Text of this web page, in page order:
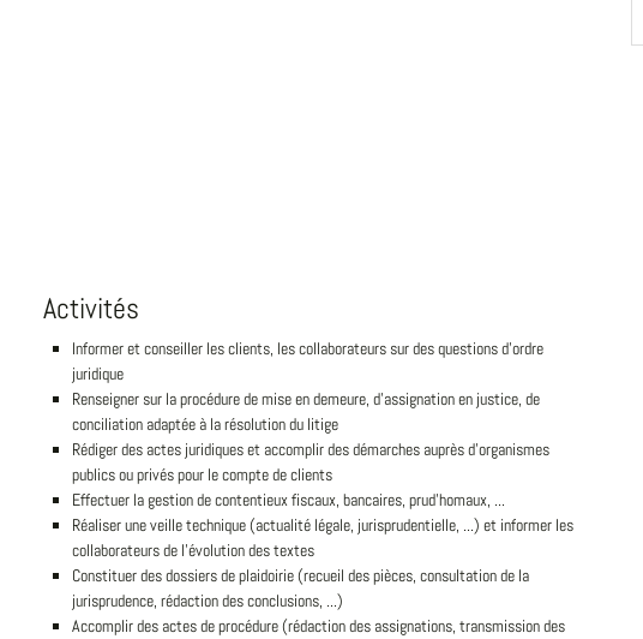
Activités
Informer et conseiller les clients, les collaborateurs sur des questions d'ordre
juridique
Renseigner sur la procédure de mise en demeure, d'assignation en justice, de
conciliation adaptée à la résolution du litige
Rédiger des actes juridiques et accomplir des démarches auprès d'organismes
publics ou privés pour le compte de clients
Effectuer la gestion de contentieux fiscaux, bancaires, prud'homaux, ...
Réaliser une veille technique (actualité légale, jurisprudentielle, ...) et informer les
collaborateurs de l'évolution des textes
Constituer des dossiers de plaidoirie (recueil des pièces, consultation de la
jurisprudence, rédaction des conclusions, ...)
Accomplir des actes de procédure (rédaction des assignations, transmission des